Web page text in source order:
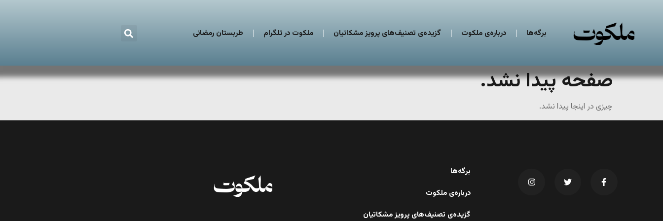
برگه‌ها درباره‌ی ملکوت گزیده‌ی تصنیف‌های پرویز مشکاتیان ملکوت در تلگرام طربستان رمضانی
صفحه پیدا نشد.
چیزی در اینجا پیدا نشد.
برگه‌ها
درباره‌ی ملکوت
گزیده‌ی تصنیف‌های پرویز مشکاتیان